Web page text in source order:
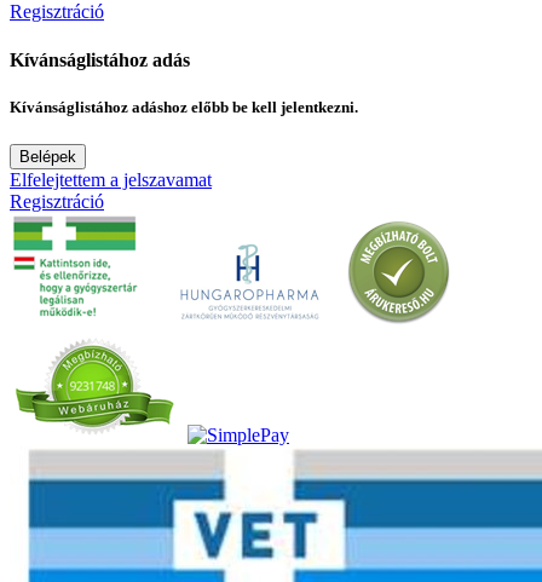
Regisztráció
Kívánságlistához adás
Kívánságlistához adáshoz előbb be kell jelentkezni.
Belépek
Elfelejtettem a jelszavamat
Regisztráció